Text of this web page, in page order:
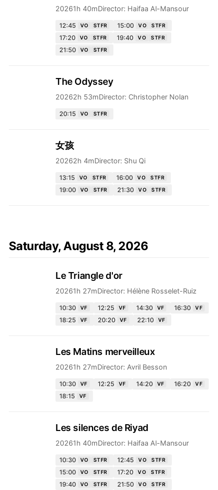
20261h 40mDirector: Haifaa Al-Mansour
12:45 VO STFR 15:00 VO STFR
17:20 VO STFR 19:40 VO STFR
21:50 VO STFR
The Odyssey
20262h 53mDirector: Christopher Nolan
20:15 VO STFR
女孩
20262h 4mDirector: Shu Qi
13:15 VO STFR 16:00 VO STFR
19:00 VO STFR 21:30 VO STFR
Saturday, August 8, 2026
Le Triangle d'or
20261h 27mDirector: Hélène Rosselet-Ruiz
10:30 VF 12:25 VF 14:30 VF 16:30 VF
18:25 VF 20:20 VF 22:10 VF
Les Matins merveilleux
20261h 27mDirector: Avril Besson
10:30 VF 12:25 VF 14:20 VF 16:20 VF
18:15 VF
Les silences de Riyad
20261h 40mDirector: Haifaa Al-Mansour
10:30 VO STFR 12:45 VO STFR
15:00 VO STFR 17:20 VO STFR
19:40 VO STFR 21:50 VO STFR